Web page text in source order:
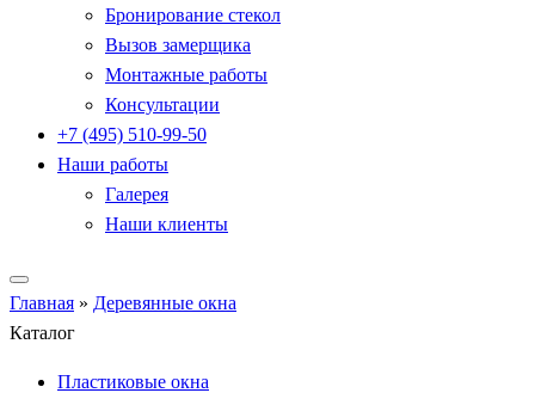
Бронирование стекол
Вызов замерщика
Монтажные работы
Консультации
+7 (495) 510-99-50
Наши работы
Галерея
Наши клиенты
Главная » Деревянные окна
Каталог
Пластиковые окна